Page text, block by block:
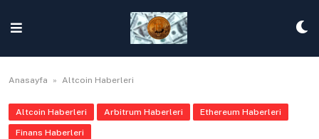
content
Anasayfa » Altcoin Haberleri
Altcoin Haberleri Arbitrum Haberleri Ethereum Haberleri
Finans Haberleri